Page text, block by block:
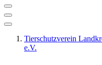
Tierschutzverein
e.V.